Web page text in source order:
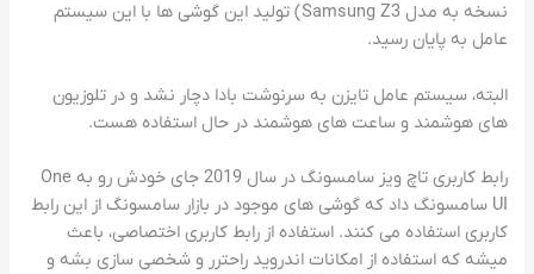
نسخه به مدل Samsung Z3) تولید این گوشی ها با این سیستم
عامل به پایان رسید.
البته، سیستم عامل تایزن به سرنوشت بادا دچار نشد و در تلوزیون
های هوشمند و ساعت های هوشمند در حال استفاده هست.
رابط کاربری تاچ ویز سامسونگ در سال 2019 جای خودش رو به One
UI سامسونگ داد که گوشی های موجود در بازار سامسونگ از این رابط
کاربری استفاده می کنند. استفاده از رابط کاربری اختصاصی، باعث
میشه که استفاده از امکانات اندروید راحترر و شخصی سازی بشه و